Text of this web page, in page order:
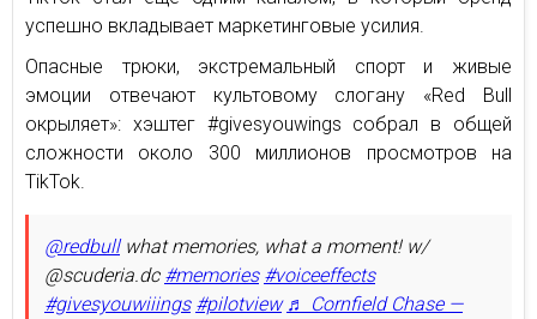
успешно вкладывает маркетинговые усилия.
Опасные трюки, экстремальный спорт и живые
эмоции отвечают культовому слогану «Red Bull
окрыляет»: хэштег #givesyouwings собрал в общей
сложности около 300 миллионов просмотров на
TikTok.
@redbullwhat memories, what a moment! w/
@scuderia.dc #memories #voiceeffects
#givesyouwiiings #pilotview ♬ Cornfield Chase —